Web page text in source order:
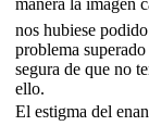
nos hubiese
problema
segura de que no
ello.
El estigma del